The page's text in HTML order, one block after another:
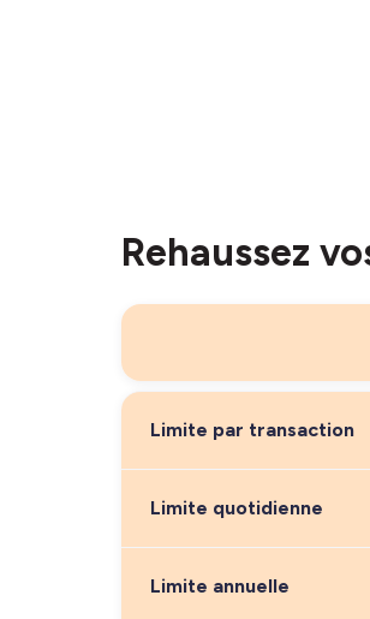
Rehaussez
Limite par transaction
Limite quotidienne
Limite annuelle